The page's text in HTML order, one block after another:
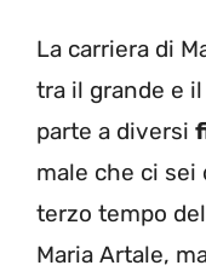
La carriera di
tra il grande e
parte a diversi
male che ci sei
terzo tempo
Maria Artale,